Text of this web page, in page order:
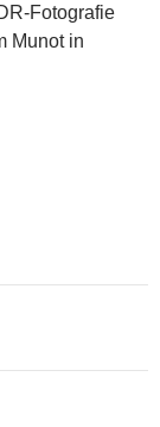
Fotografie
Munot in